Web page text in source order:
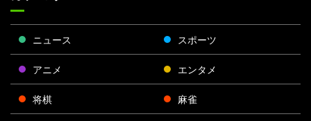
ニュース スポーツ
アニメ エンタメ
将棋 麻雀